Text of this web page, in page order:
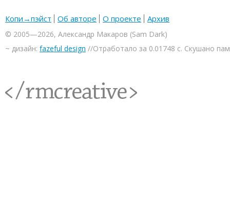
Копи→пэйст Об авторе О проекте Архив
© 2005—2026, Александр Макаров (Sam Dark)
~ дизайн: fazeful design //Отработало за 0.01748 с. Скушано
<rmcreative/>